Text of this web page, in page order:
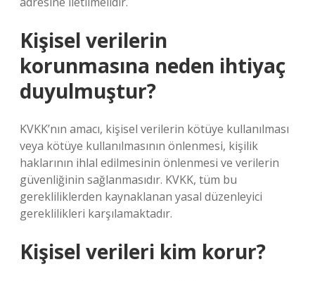
Kişisel verilerin
korunmasına neden ihtiyaç
duyulmuştur?
KVKK’nın amacı, kişisel verilerin kötüye kullanılması
veya kötüye kullanılmasının önlenmesi, kişilik
haklarının ihlal edilmesinin önlenmesi ve verilerin
güvenliğinin sağlanmasıdır. KVKK, tüm bu
gerekliliklerden kaynaklanan yasal düzenleyici
gereklilikleri karşılamaktadır.
Kişisel verileri kim korur?